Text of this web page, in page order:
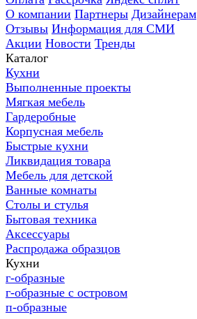
О компании Партнеры Дизайнерам
Отзывы Информация для СМИ
Акции Новости Тренды
Каталог
Кухни
Выполненные проекты
Мягкая мебель
Гардеробные
Корпусная мебель
Быстрые кухни
Ликвидация товара
Мебель для детской
Ванные комнаты
Столы и стулья
Бытовая техника
Аксессуары
Распродажа образцов
Кухни
г-образные
г-образные с островом
п-образные